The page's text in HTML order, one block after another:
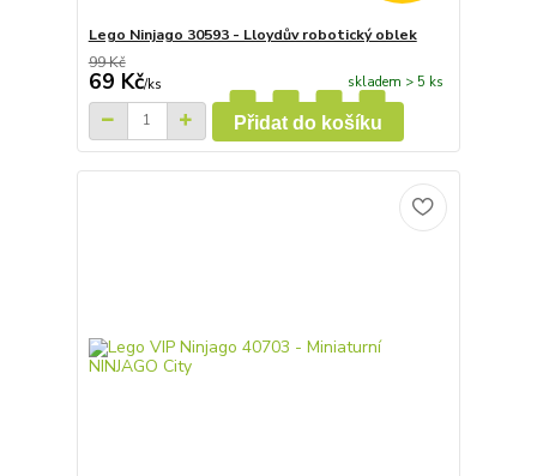
Lego Ninjago 30593 - Lloydův robotický oblek
99 Kč
69 Kč/ks skladem > 5 ks
Přidat do košíku